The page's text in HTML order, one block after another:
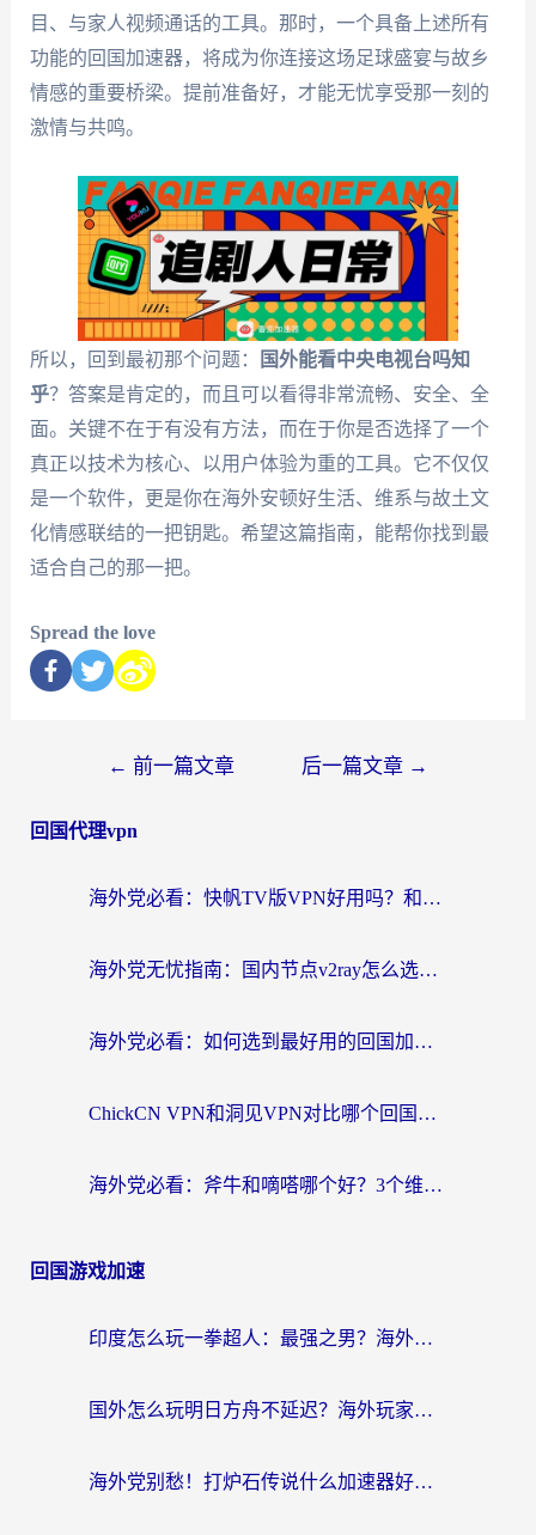
目、与家人视频通话的工具。那时，一个具备上述所有
功能的回国加速器，将成为你连接这场足球盛宴与故乡
情感的重要桥梁。提前准备好，才能无忧享受那一刻的
激情与共鸣。
所以，回到最初那个问题：
国外能看中央电视台吗知
乎？答案是肯定的，而且可以看得非常流畅、安全、全
面。关键不在于有没有方法，而在于你是否选择了一个
真正以技术为核心、以用户体验为重的工具。它不仅仅
是一个软件，更是你在海外安顿好生活、维系与故土文
化情感联结的一把钥匙。希望这篇指南，能帮你找到最
适合自己的那一把。
Spread the love
← 前一篇文章 后一篇文章 →
回国代理vpn
海外党必看：快帆TV版VPN好用吗？和快游VPN对比哪个回国效果更好？附实用避坑指南
海外党无忧指南：国内节点v2ray怎么选？一键回国VPN+多场景实测帮你避坑
海外党必看：如何选到最好用的回国加速器？从节点到售后的全维度指南
ChickCN VPN和洞见VPN对比哪个回国效果更好？海外党亲测3款加速器+避坑指南
海外党必看：斧牛和嘀嗒哪个好？3个维度教你选对回国加速器
回国游戏加速
印度怎么玩一拳超人：最强之男？海外党国服游戏加速避坑指南
国外怎么玩明日方舟不延迟？海外玩家国服游戏加速终极指南（附DNF梦幻诛仙解决方案）
海外党别愁！打炉石传说什么加速器好用？3个实用技巧解决国服游戏卡顿